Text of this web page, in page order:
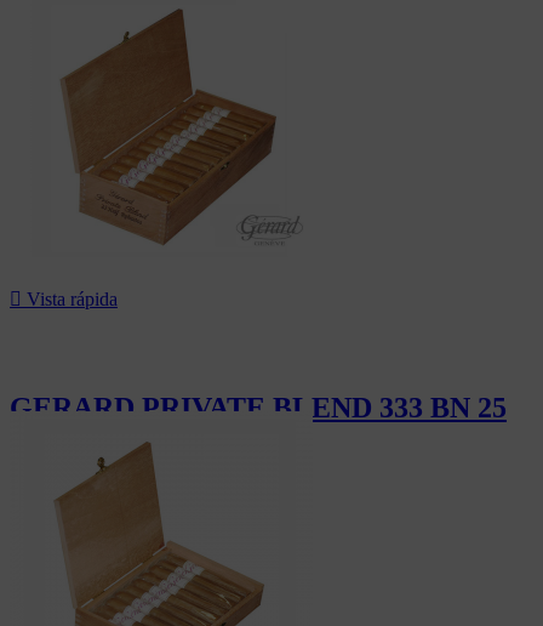
 Vista rápida
GERARD PRIVATE BLEND 333 BN 25
310,00 CHF